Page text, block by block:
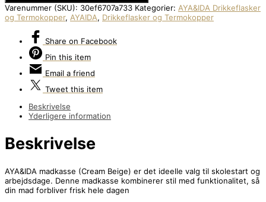
Varenummer (SKU): 30ef6707a733 Kategorier: AYA&IDA Drikkeflasker
og Termokopper, AYAIDA, Drikkeflasker og Termokopper
Share on Facebook
Pin this item
Email a friend
Tweet this item
Beskrivelse
Yderligere information
Beskrivelse
AYA&IDA madkasse (Cream Beige) er det ideelle valg til skolestart og
arbejdsdage. Denne madkasse kombinerer stil med funktionalitet, så
din mad forbliver frisk hele dagen